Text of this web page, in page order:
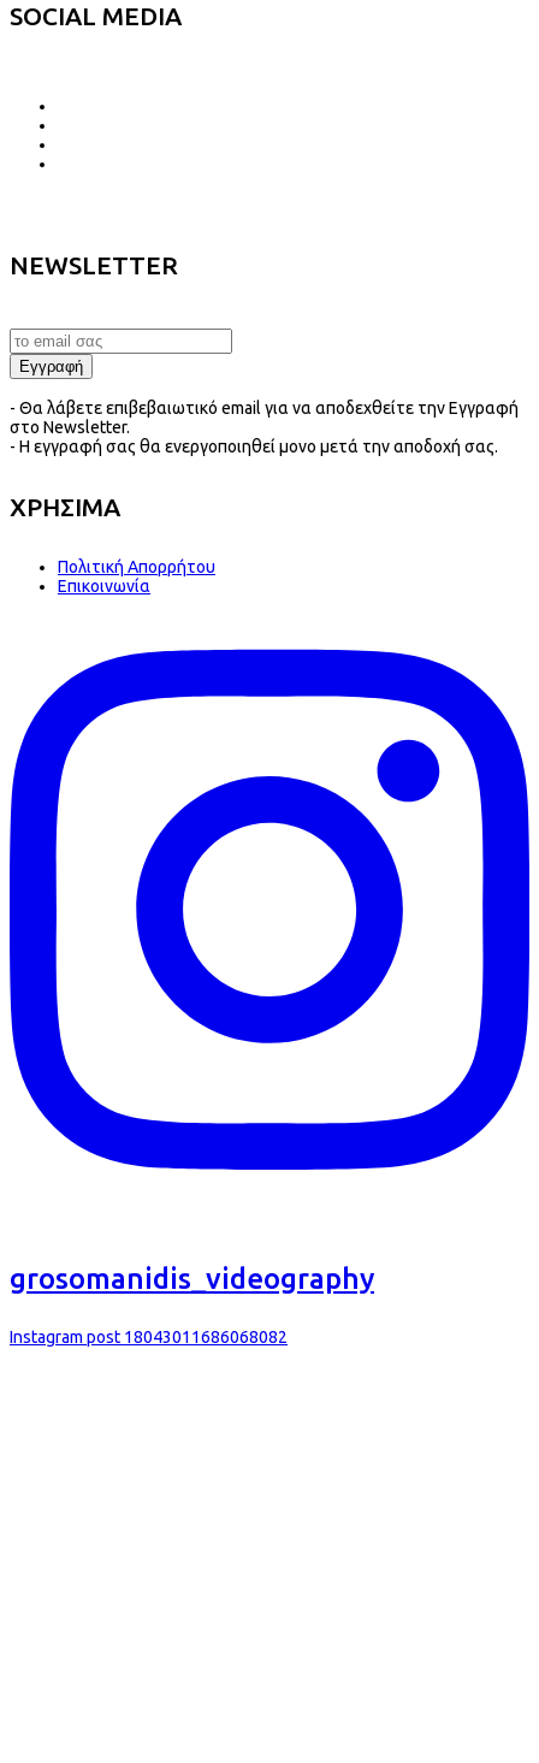
SOCIAL MEDIA
NEWSLETTER
- Θα λάβετε επιβεβαιωτικό email για να αποδεχθείτε την Εγγραφή
στο Newsletter.
- Η εγγραφή σας θα ενεργοποιηθεί μονο μετά την αποδοχή σας.
ΧΡΗΣΙΜΑ
Πολιτική Απορρήτου
Επικοινωνία
grosomanidis_videography
Instagram post 18043011686068082